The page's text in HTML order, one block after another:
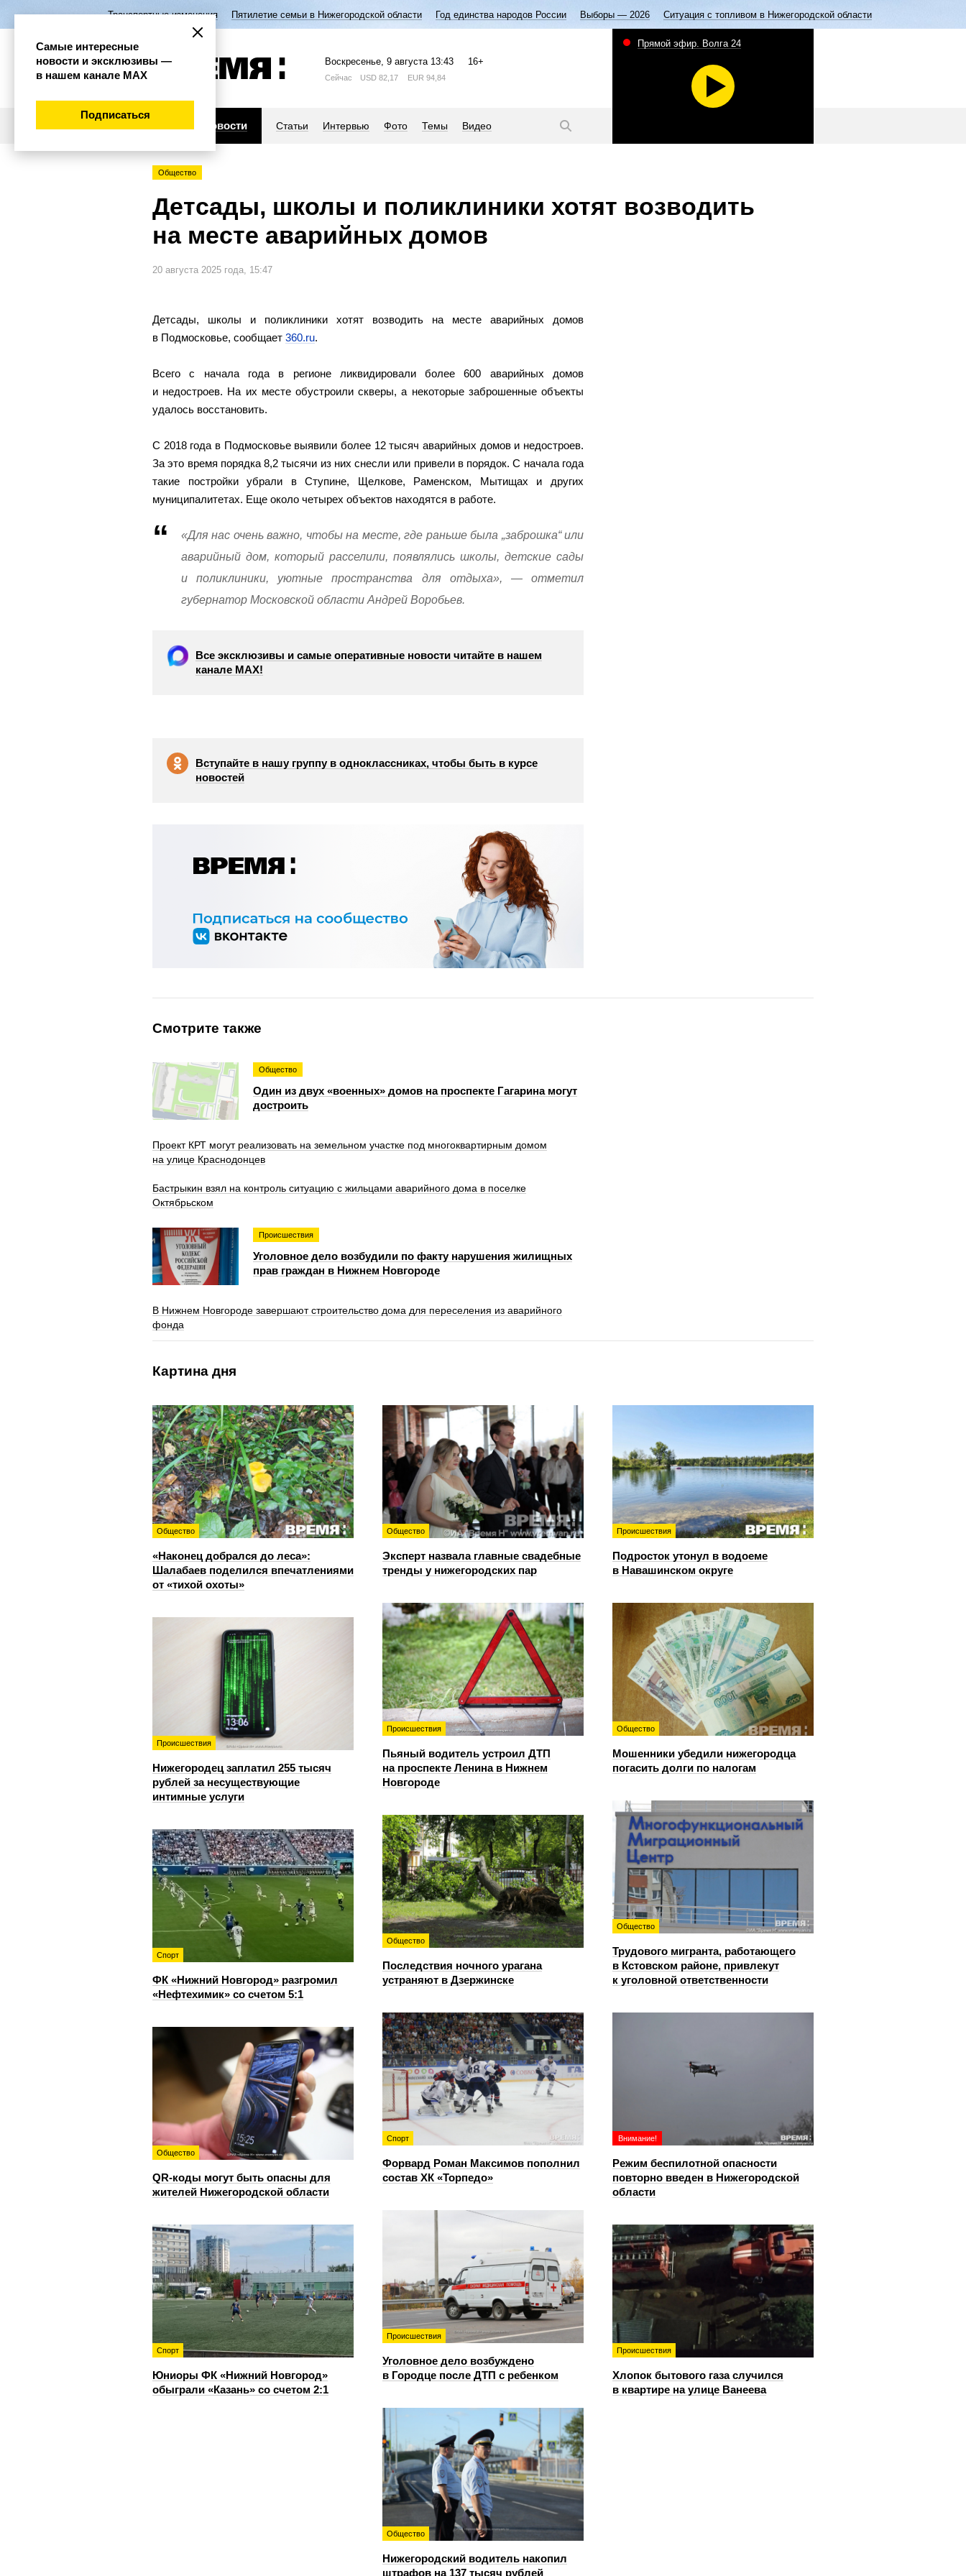
Транспортные изменения Пятилетие семьи в Нижегородской области Год единства народов России Выборы — 2026 Ситуация с топливом в Нижегородской области
Воскресенье, 9 августа 13:43 16+
Сейчас USD 82,17 EUR 94,84
Новости Статьи Интервью Фото Темы Видео
Прямой эфир. Волга 24
Общество
Детсады, школы и поликлиники хотят возводить
на месте аварийных домов
20 августа 2025 года, 15:47
Детсады, школы и поликлиники хотят возводить на месте аварийных домов
в Подмосковье, сообщает 360.ru.
Всего с начала года в регионе ликвидировали более 600 аварийных домов
и недостроев. На их месте обустроили скверы, а некоторые заброшенные объекты
удалось восстановить.
С 2018 года в Подмосковье выявили более 12 тысяч аварийных домов и недостроев.
За это время порядка 8,2 тысячи из них снесли или привели в порядок. С начала года
такие постройки убрали в Ступине, Щелкове, Раменском, Мытищах и других
муниципалитетах. Еще около четырех объектов находятся в работе.
«Для нас очень важно, чтобы на месте, где раньше была „заброшка“ или
аварийный дом, который расселили, появлялись школы, детские сады
и поликлиники, уютные пространства для отдыха», — отметил
губернатор Московской области Андрей Воробьев.
Все эксклюзивы и самые оперативные новости читайте в нашем
канале МАХ!
Вступайте в нашу группу в одноклассниках, чтобы быть в курсе
новостей
Смотрите также
Общество
Один из двух «военных» домов на проспекте Гагарина могут
достроить
Проект КРТ могут реализовать на земельном участке под многоквартирным домом
на улице Краснодонцев
Бастрыкин взял на контроль ситуацию с жильцами аварийного дома в поселке
Октябрьском
Происшествия
Уголовное дело возбудили по факту нарушения жилищных
прав граждан в Нижнем Новгороде
В Нижнем Новгороде завершают строительство дома для переселения из аварийного
фонда
Картина дня
Общество
«Наконец добрался до леса»:
Шалабаев поделился впечатлениями
от «тихой охоты»
Общество
Эксперт назвала главные свадебные
тренды у нижегородских пар
Происшествия
Подросток утонул в водоеме
в Навашинском округе
Происшествия
Пьяный водитель устроил ДТП
на проспекте Ленина в Нижнем
Новгороде
Общество
Мошенники убедили нижегородца
погасить долги по налогам
Происшествия
Нижегородец заплатил 255 тысяч
рублей за несуществующие
интимные услуги
Общество
Трудового мигранта, работающего
в Кстовском районе, привлекут
к уголовной ответственности
Общество
Последствия ночного урагана
устраняют в Дзержинске
Спорт
ФК «Нижний Новгород» разгромил
«Нефтехимик» со счетом 5:1
Спорт
Форвард Роман Максимов пополнил
состав ХК «Торпедо»
Внимание!
Режим беспилотной опасности
повторно введен в Нижегородской
области
Общество
QR-коды могут быть опасны для
жителей Нижегородской области
Происшествия
Уголовное дело возбуждено
в Городце после ДТП с ребенком
Спорт
Юниоры ФК «Нижний Новгород»
обыграли «Казань» со счетом 2:1
Происшествия
Хлопок бытового газа случился
в квартире на улице Ванеева
Общество
Нижегородский водитель накопил
штрафов на 137 тысяч рублей
Самые интересные
новости и эксклюзивы —
в нашем канале МАХ
Подписаться